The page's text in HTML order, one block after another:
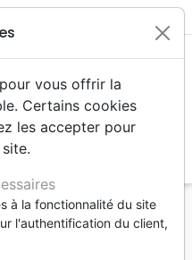
du ciel ou sort de
vous offrir la
Certains cookies
les accepter pour
à la fonctionnalité du site
l'authentification du client,